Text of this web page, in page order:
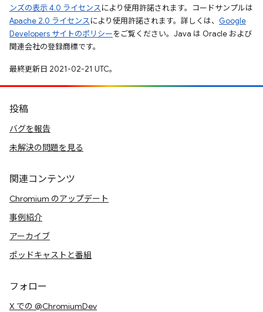
ンズの表示 4.0 ライセンスにより使用許諾されます。コードサンプルは
Apache 2.0 ライセンスにより使用許諾されます。詳しくは、 Google
Developers サイトのポリシーをご覧ください。Java は Oracle および
関連会社の登録商標です。
最終更新日 2021-02-21 UTC。
投稿
バグを報告
未解決の問題を見る
関連コンテンツ
Chromium のアップデート
事例紹介
アーカイブ
ポッドキャストと番組
フォロー
X での @ChromiumDev